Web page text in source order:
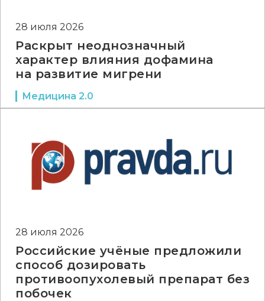
28 июля 2026
Раскрыт неоднозначный
характер влияния дофамина
на развитие мигрени
Медицина 2.0
28 июля 2026
Российские учёные предложили
способ дозировать
противоопухолевый препарат без
побочек